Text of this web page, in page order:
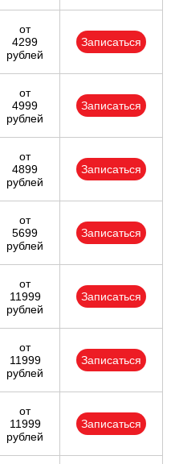
от
4299
рублей
Записаться
от
4999
рублей
Записаться
от
4899
рублей
Записаться
от
5699
рублей
Записаться
от
11999
рублей
Записаться
от
11999
рублей
Записаться
от
11999
рублей
Записаться